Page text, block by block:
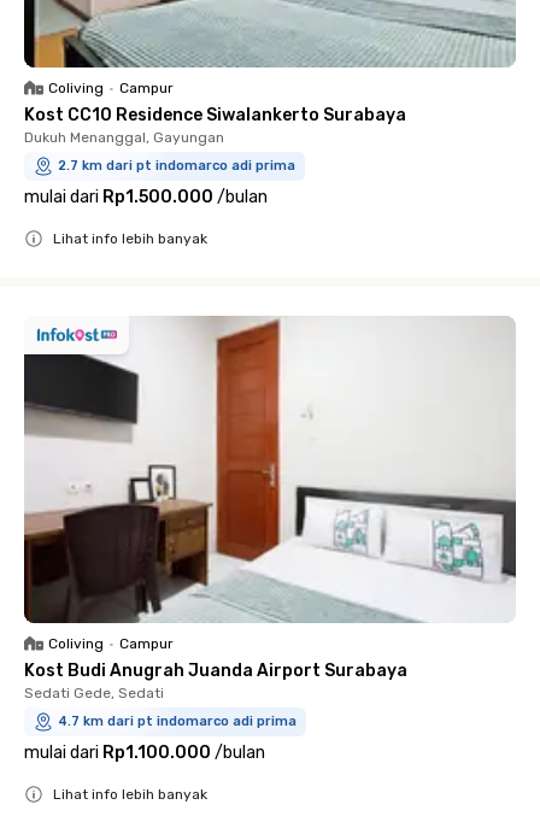
Coliving • Campur
Kost CC10 Residence Siwalankerto Surabaya
Dukuh Menanggal, Gayungan
2.7 km dari pt indomarco adi prima
mulai dari Rp1.500.000 /bulan
Lihat info lebih banyak
Coliving • Campur
Kost Budi Anugrah Juanda Airport Surabaya
Sedati Gede, Sedati
4.7 km dari pt indomarco adi prima
mulai dari Rp1.100.000 /bulan
Lihat info lebih banyak